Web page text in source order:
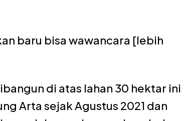
baru bisa wawancara [lebih
di atas lahan 30 hektar ini
Arta sejak Agustus 2021 dan